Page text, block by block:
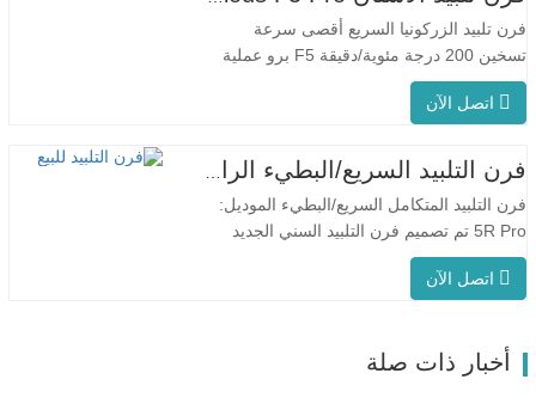
تلبيد متسقة. مناسبة للتطبيقات المخبرية بفضل
معدل…
فرن تلبيد الزركونيا السريع أقصى سرعة
تسخين 200 درجة مئوية/دقيقة F5 برو عملية
360 درجة درجة حرارة موحدة للفرن ونتائج
تلبيد متسقة. يُعد جهاز F5 Pro مثاليًا
للاستخدام…
اتصل الآن
فرن التلبيد المتكامل السريع/البطيء الموديل:
5R Pro تم تصميم فرن التلبيد السني الجديد
خصيصًا لطب الأسنان، مع وقت إطلاق سريع
يصل إلى 90 دقيقة. إنه أكثر ذكاءً وكفاءةً، مما
تاجًا في 90 دقيقة على الأكثر.…
اتصل الآن
أخبار ذات صلة